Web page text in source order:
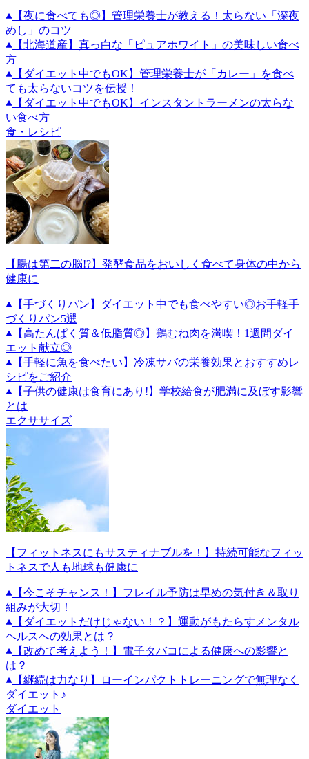
【夜に食べても◎】管理栄養士が教える！太らない「深夜
めし」のコツ
【北海道産】真っ白な「ピュアホワイト」の美味しい食べ
方
【ダイエット中でもOK】管理栄養士が「カレー」を食べ
ても太らないコツを伝授！
【ダイエット中でもOK】インスタントラーメンの太らな
い食べ方
食・レシピ
【腸は第二の脳!?】発酵食品をおいしく食べて身体の中から
健康に
【手づくりパン】ダイエット中でも食べやすい◎お手軽手
づくりパン5選
【高たんぱく質＆低脂質◎】鶏むね肉を満喫！1週間ダイ
エット献立◎
【手軽に魚を食べたい】冷凍サバの栄養効果とおすすめレ
シピをご紹介
【子供の健康は食育にあり!】学校給食が肥満に及ぼす影響
とは
エクササイズ
【フィットネスにもサスティナブルを！】持続可能なフィッ
トネスで人も地球も健康に
【今こそチャンス！】フレイル予防は早めの気付き＆取り
組みが大切！
【ダイエットだけじゃない！？】運動がもたらすメンタル
ヘルスへの効果とは？
【改めて考えよう！】電子タバコによる健康への影響と
は？
【継続は力なり】ローインパクトトレーニングで無理なく
ダイエット♪
ダイエット